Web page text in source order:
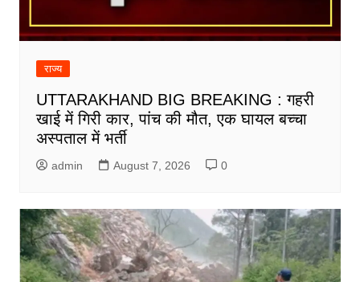
राज्य
UTTARAKHAND BIG BREAKING : गहरी
खाई में गिरी कार, पांच की मौत, एक घायल बच्चा
अस्पताल में भर्ती
admin August 7, 2026 0